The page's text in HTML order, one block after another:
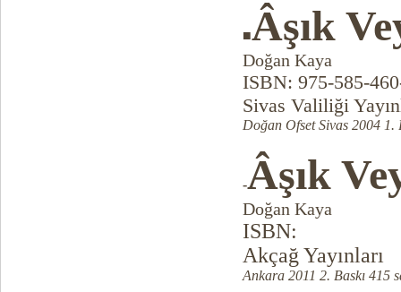
■Âşık
Doğan Kaya
ISBN: 975-585-
Sivas Valiliği
Doğan Ofset Sivas 2004 1.
-Âşık
Doğan Kaya
ISBN:
Akçağ Yayınları
Ankara 2011 2. Baskı 415